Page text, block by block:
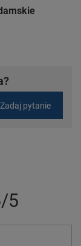
Zadaj pytanie
5